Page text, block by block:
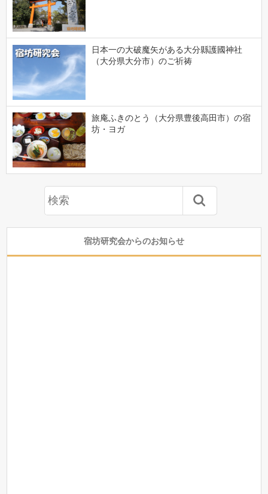
日本一の大破魔矢がある大分縣護國神社
（大分県大分市）のご祈祷
旅庵ふきのとう（大分県豊後高田市）の宿
坊・ヨガ
宿坊研究会からのお知らせ